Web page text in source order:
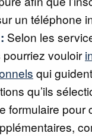
un téléphone
Selon les
vouloir
qui
qu’ils
formulaire pour